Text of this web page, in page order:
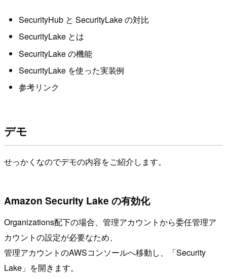
SecurityHub と SecurityLake の対比
SecurityLake とは
SecurityLake の機能
SecurityLake を使った実装例
参考リンク
デモ
せっかくなのでデモの内容をご紹介します。
Amazon Security Lake の有効化
Organizations配下の場合、管理アカウントから委任管理ア
カウントの設定が必要なため、
管理アカウントのAWSコンソールへ移動し、「Security
Lake」を開きます。